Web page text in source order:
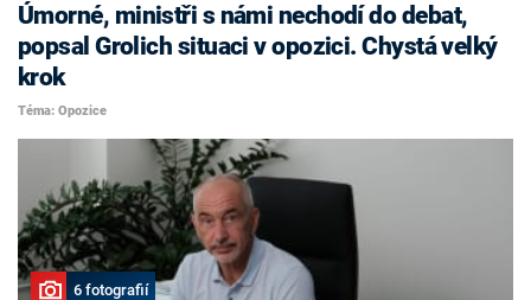
Úmorné, ministři s námi nechodí do debat,
popsal Grolich situaci v opozici. Chystá velký
krok
Téma: Opozice
6 fotografií